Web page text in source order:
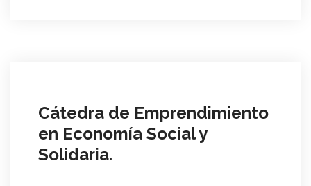
Cátedra de Emprendimiento
en Economía Social y
Solidaria.